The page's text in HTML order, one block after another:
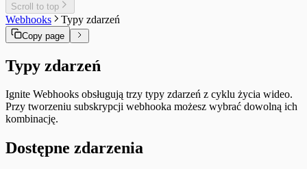
Scroll to top
Webhooks Typy zdarzeń
Copy page
Typy zdarzeń
Ignite Webhooks obsługują trzy typy zdarzeń z cyklu życia wideo.
Przy tworzeniu subskrypcji webhooka możesz wybrać dowolną ich
kombinację.
Dostępne zdarzenia